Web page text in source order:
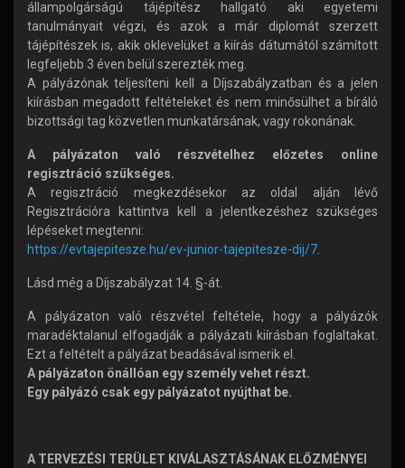
állampolgárságú tájépítész hallgató aki egyetemi
tanulmányait végzi, és azok a már diplomát szerzett
tájépítészek is, akik oklevelüket a kiírás dátumától számított
legfeljebb 3 éven belül szerezték meg.
A pályázónak teljesíteni kell a Díjszabályzatban és a jelen
kiírásban megadott feltételeket és nem minősülhet a bíráló
bizottsági tag közvetlen munkatársának, vagy rokonának.
A pályázaton való részvételhez előzetes online
regisztráció szükséges.
A regisztráció megkezdésekor az oldal alján lévő
Regisztrációra kattintva kell a jelentkezéshez szükséges
lépéseket megtenni:
https://evtajepitesze.hu/ev-junior-tajepitesze-dij/7
Lásd még a Díjszabályzat 14. §-át.
A pályázaton való részvétel feltétele, hogy a pályázók
maradéktalanul elfogadják a pályázati kiírásban foglaltakat.
Ezt a feltételt a pályázat beadásával ismerik el.
A pályázaton önállóan egy személy vehet részt.
Egy pályázó csak egy pályázatot nyújthat be.
A TERVEZÉSI TERÜLET KIVÁLASZTÁSÁNAK ELŐZMÉNYEI